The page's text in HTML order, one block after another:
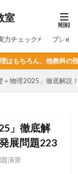
室
力チェック⚡ プレミ
！定員が決まってる
＋物理2025」徹底解
」徹底解
展問題223
演習